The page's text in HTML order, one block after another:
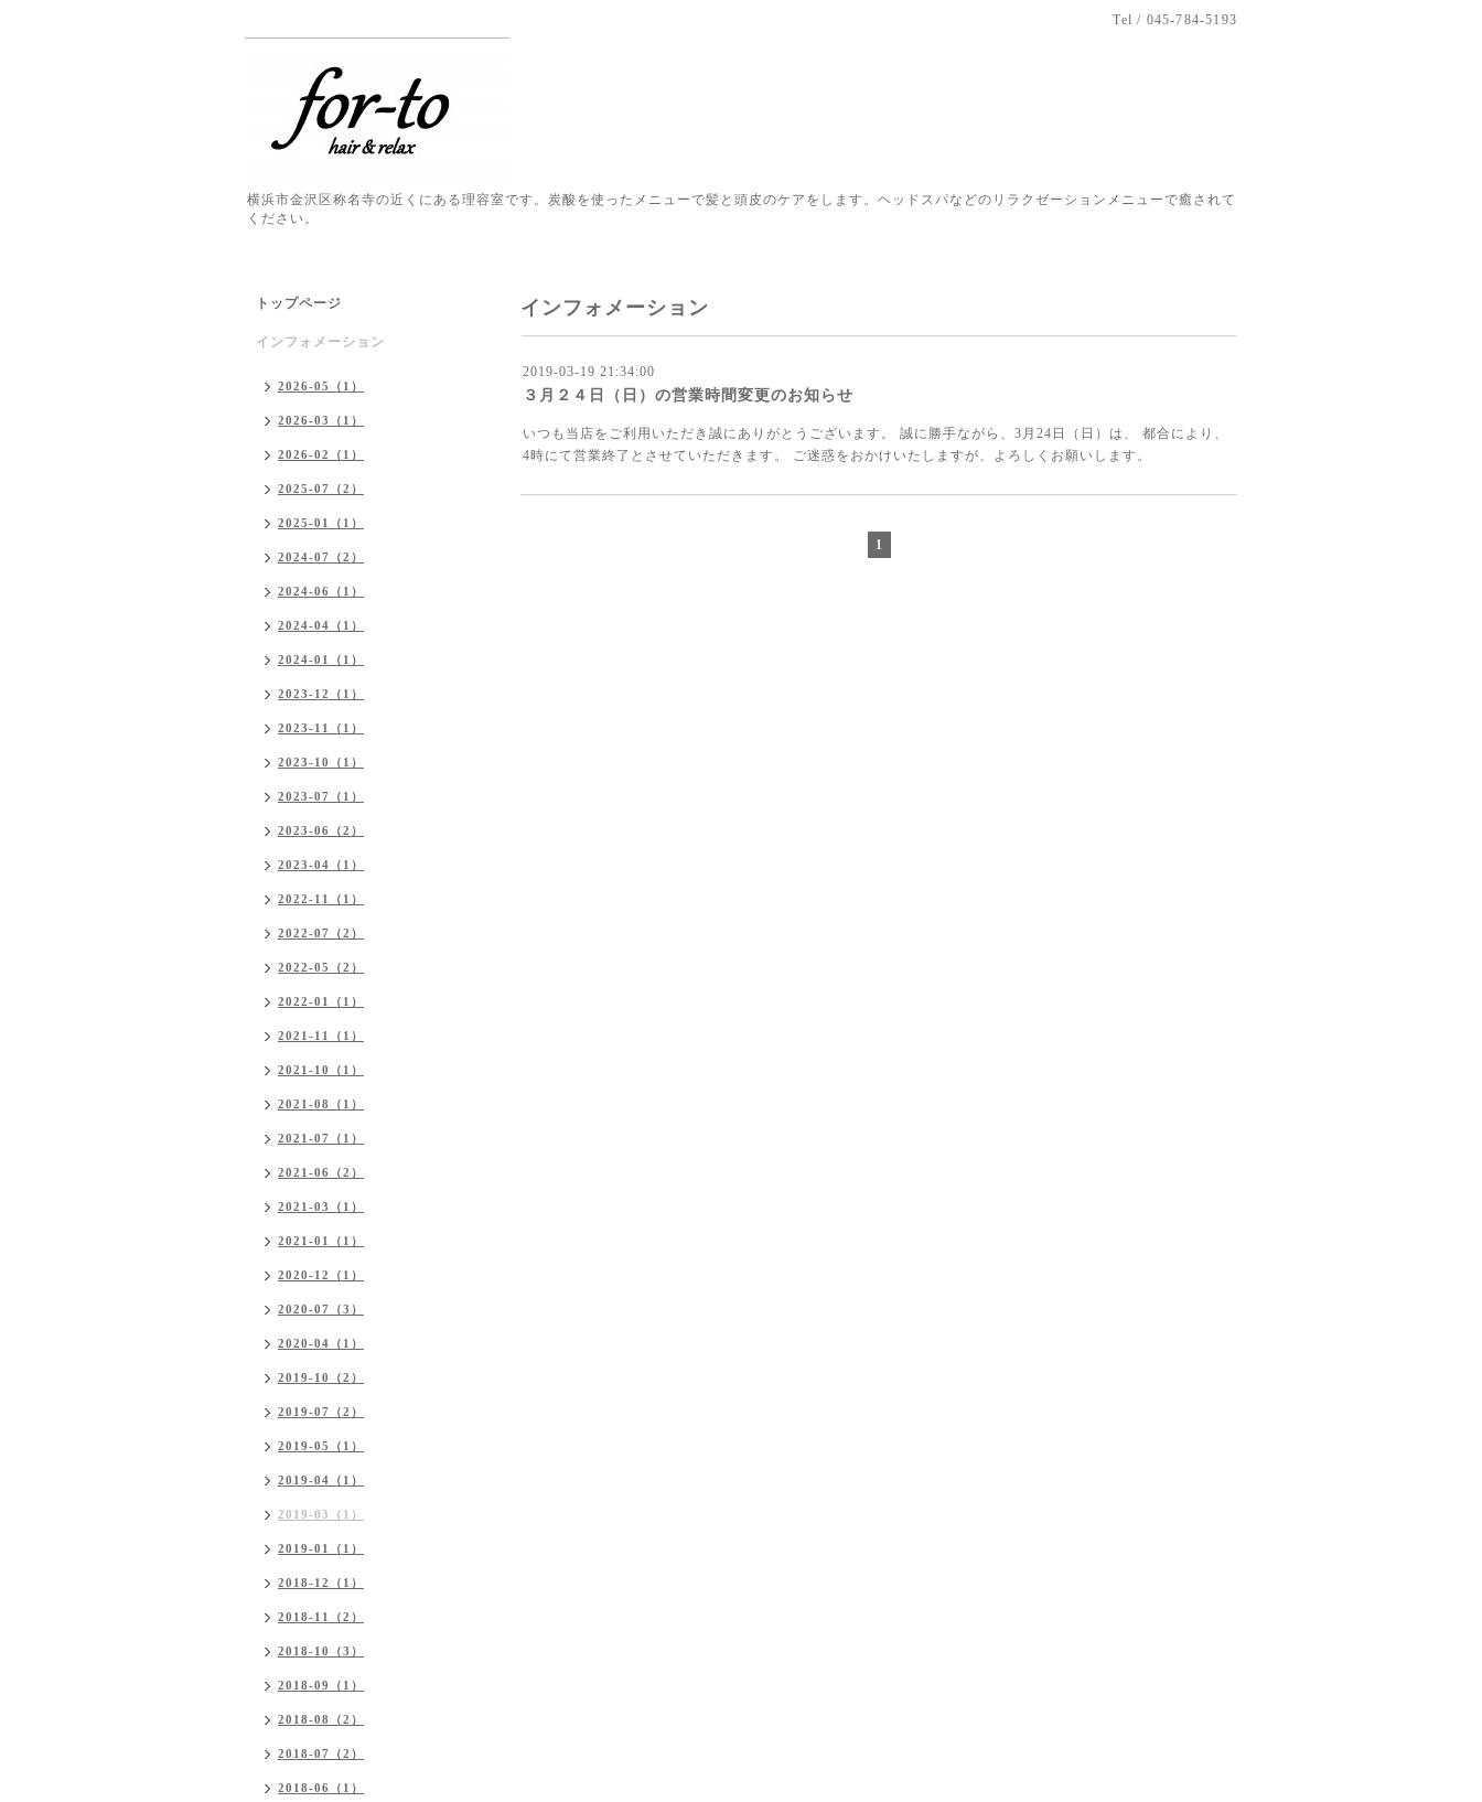
Tel / 045-784-5193
横浜市金沢区称名寺の近くにある理容室です。炭酸を使ったメニューで髪と頭皮のケアをします。ヘッドスパなどのリラクゼーションメニューで癒されて
ください。
インフォメーション
2019-03-19 21:34:00
３月２４日（日）の営業時間変更のお知らせ
いつも当店をご利用いただき誠にありがとうございます。 誠に勝手ながら、3月24日（日）は、 都合により、
4時にて営業終了とさせていただきます。 ご迷惑をおかけいたしますが、よろしくお願いします。
1
トップページ
インフォメーション
2026-05（1）
2026-03（1）
2026-02（1）
2025-07（2）
2025-01（1）
2024-07（2）
2024-06（1）
2024-04（1）
2024-01（1）
2023-12（1）
2023-11（1）
2023-10（1）
2023-07（1）
2023-06（2）
2023-04（1）
2022-11（1）
2022-07（2）
2022-05（2）
2022-01（1）
2021-11（1）
2021-10（1）
2021-08（1）
2021-07（1）
2021-06（2）
2021-03（1）
2021-01（1）
2020-12（1）
2020-07（3）
2020-04（1）
2019-10（2）
2019-07（2）
2019-05（1）
2019-04（1）
2019-03（1）
2019-01（1）
2018-12（1）
2018-11（2）
2018-10（3）
2018-09（1）
2018-08（2）
2018-07（2）
2018-06（1）